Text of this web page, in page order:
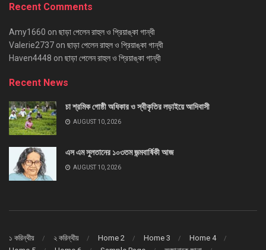
Recent Comments
Amy1660 on ছাড়া পেলেন রাহুল ও প্রিয়াঙ্কা গান্ধী
Valerie2737 on ছাড়া পেলেন রাহুল ও প্রিয়াঙ্কা গান্ধী
Haven4448 on ছাড়া পেলেন রাহুল ও প্রিয়াঙ্কা গান্ধী
Recent News
চা শ্রমিক গোষ্ঠী অধিকার ও স্বীকৃতির লড়াইয়ে আদিবাসী
AUGUST 10, 2026
এস এম সুলতানের ১০৩তম জন্মবার্ষিকী আজ
AUGUST 10, 2026
১ করিন্থীয় ২ করিন্থীয় Home 2 Home 3
Home 4